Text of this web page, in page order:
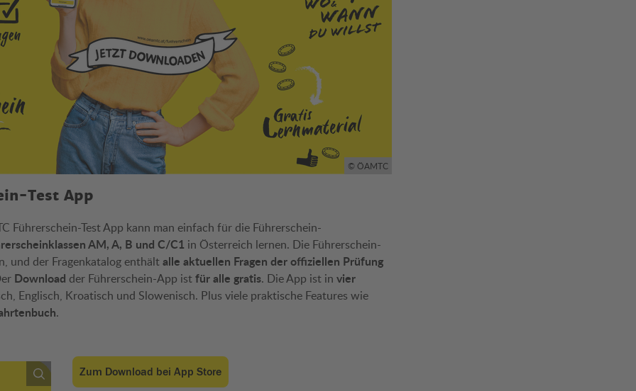
© ÖAMTC
Test App
Führerschein-Test App kann man einfach für die Führerschein-
AM, A, B und C/C1 in Österreich lernen. Die Führerschein-
und der Fragenkatalog enthältalle aktuellen Fragen der offiziellen Prüfung
Download der Führerschein-App istfür alle gratis. Die App ist in vier
Englisch, Kroatisch und Slowenisch. Plus viele praktische Features wie
.
Zum Download bei App Store